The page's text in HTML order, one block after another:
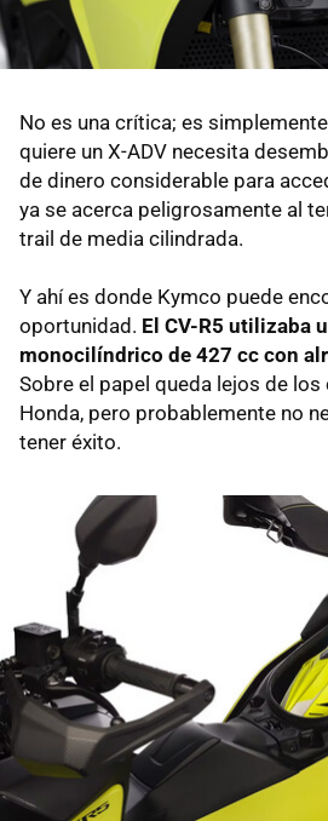
No es una crítica; es
quiere un X-ADV necesita
de dinero considerable para
ya se acerca peligrosamente al
trail de media cilindrada.
Y ahí es donde Kymco puede
oportunidad. El CV-R5 utilizaba
monocilíndrico de 427 cc con
Sobre el papel queda lejos de los
Honda, pero probablemente no
tener éxito.